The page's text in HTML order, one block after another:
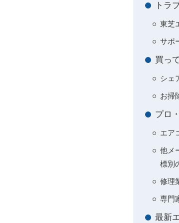
トラ
東芝
サポ
買っ
シェ
お掃
プロ
エア
他メ
標別
修理
専門
最新